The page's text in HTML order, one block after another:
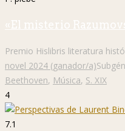
«El misterio
Premio Hislibris literatura
novel 2024 (ganador/a)
Beethoven, Música, S. XIX
4
7.1